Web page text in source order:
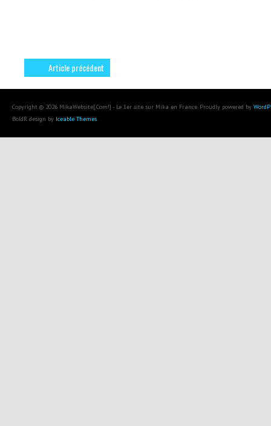
Article précédent
Copyright © 2026 MikaWebsite[.Com!] - Le 1er site sur Mika en France. Proudly powered by
BoldR design by Iceable Themes.